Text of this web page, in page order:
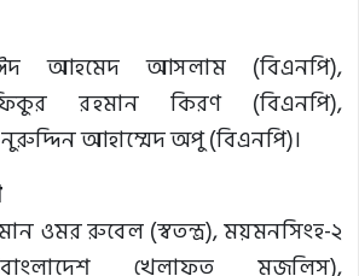
আহমেদ আসলাম (বিএনপি),
রহমান কিরণ (বিএনপি),
আহাম্মেদ অপু (বিএনপি)।
ওমর রুবেল (স্বতন্ত্র), ময়মনসিংহ-২
(বাংলাদেশ খেলাফত মজলিস),